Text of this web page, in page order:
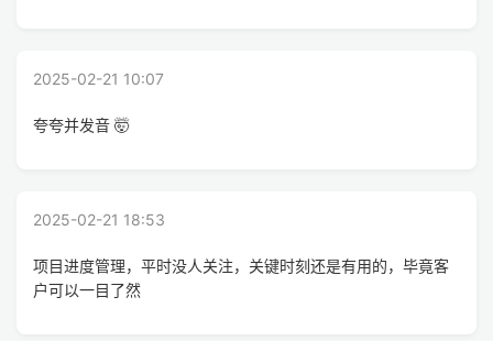
2025-02-21 10:07
夸夸并发音 🤯
2025-02-21 18:53
项目进度管理，平时没人关注，关键时刻还是有用的，毕竟客
户可以一目了然